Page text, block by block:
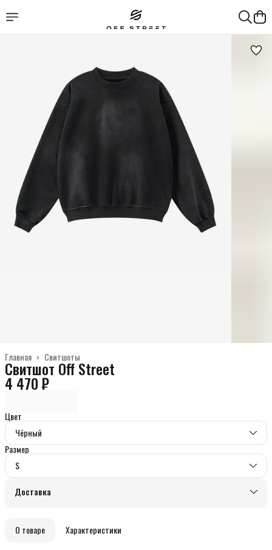
Свитшоты
Главная ›
Свитшот Off Street
4 470 ₽
Цвет
Чёрный
Размер
S
Доставка
О товаре Характеристики